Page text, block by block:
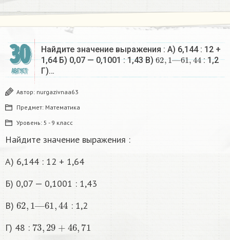
30
АВГУСТ
Найдите значение выражения : А) 6,144 : 12 +
1,64 Б) 0,07 — 0,1001 : 1,43 В)62 1— 61 44 : 1,2
Г)…
Автор: nurgazivnaa63
Предмет: Математика
Уровень: 5 - 9 класс
Найдите значение выражения :
А) 6,144 : 12 + 1,64
Б) 0,07 — 0,1001 : 1,43
В) 62 1 61, 44
: 1,2
Г) 48 : 73 29 ,71